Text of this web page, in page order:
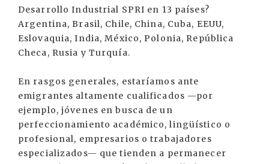
Desarrollo Industrial SPRI en 13 países?
Argentina, Brasil, Chile, China, Cuba, EEUU,
Eslovaquia, India, México, Polonia, República
Checa, Rusia y Turquía.
En rasgos generales, estaríamos ante
emigrantes altamente cualificados —por
ejemplo, jóvenes en busca de un
perfeccionamiento académico, lingüístico o
profesional, empresarios o trabajadores
especializados— que tienden a permanecer